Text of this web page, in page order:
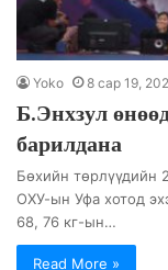
Yoko 8 сар 19,
Б.Энхзул
барилдана
Бөхийн төрлүүдийн
ОХУ-ын Уфа хотод
68, 76 кг-ын…
Read More »